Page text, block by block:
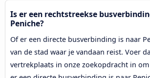
Is er een rechtstreekse
Peniche?
Of er een directe busverbinding is naar
van de stad waar je vandaan reist. Voer
vertrekplaats in onze zoekopdracht in